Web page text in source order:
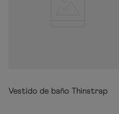
Vestido de baño Thinstrap